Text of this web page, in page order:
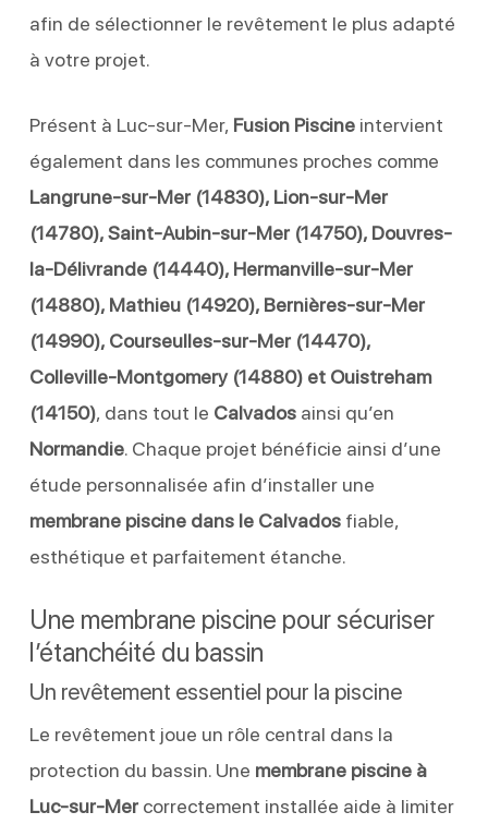
afin de sélectionner le revêtement le plus adapté
à votre projet.
Présent à Luc-sur-Mer, Fusion Piscineintervient
également dans les communes proches comme
Langrune-sur-Mer (14830), Lion-sur-Mer
(14780), Saint-Aubin-sur-Mer (14750), Douvres-
la-Délivrande (14440), Hermanville-sur-Mer
(14880), Mathieu (14920), Bernières-sur-Mer
(14990), Courseulles-sur-Mer (14470),
Colleville-Montgomery (14880) et Ouistreham
(14150), dans tout le Calvadosainsi qu’en
Normandie. Chaque projet bénéficie ainsi d’une
étude personnalisée afin d’installer une
membrane piscine dans le Calvadosfiable,
esthétique et parfaitement étanche.
Une membrane piscine pour sécuriser
l’étanchéité du bassin
Un revêtement essentiel pour la piscine
Le revêtement joue un rôle central dans la
protection du bassin. Une membrane piscine à
Luc-sur-Mercorrectement installée aide à limiter